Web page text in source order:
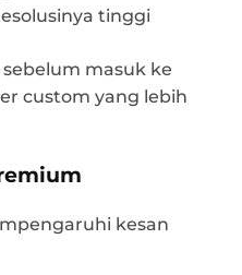
tinggi
masuk ke
custom yang lebih
kesan